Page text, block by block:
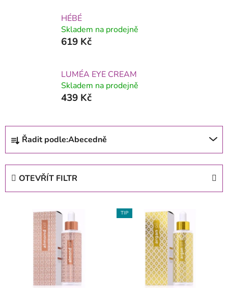
HÉBÉ
Skladem na prodejně
619 Kč
LUMÉA EYE CREAM
Skladem na prodejně
439 Kč
Ř
z
Řadit podle:Abecedně
OTEVŘÍT FILTR
TIP